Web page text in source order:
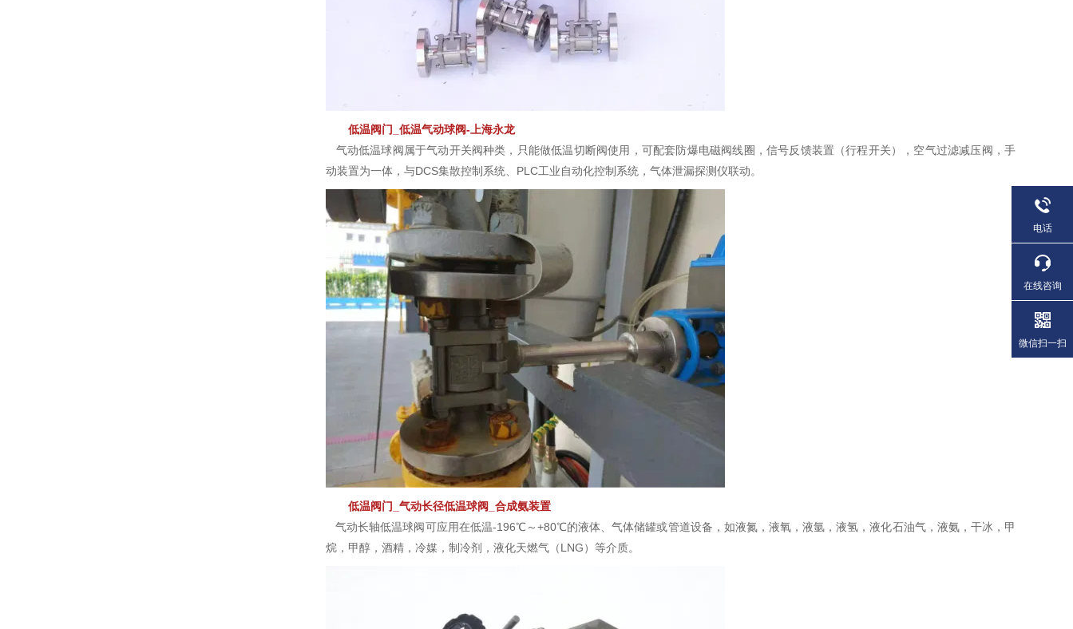
低温阀门_低温气动球阀-上海永龙
气动低温球阀属于气动开关阀种类，只能做低温切断阀使用，可配套防爆电磁阀线圈，信号反馈装置（行程开关），空气过滤减压阀，手
动装置为一体，与DCS集散控制系统、PLC工业自动化控制系统，气体泄漏探测仪联动。
低温阀门_气动长径低温球阀_合成氨装置
气动长轴低温球阀可应用在低温-196℃～+80℃的液体、气体储罐或管道设备，如液氮，液氧，液氩，液氢，液化石油气，液氨，干冰，甲
烷，甲醇，酒精，冷媒，制冷剂，液化天燃气（LNG）等介质。
电话
在线咨询
微信扫一扫